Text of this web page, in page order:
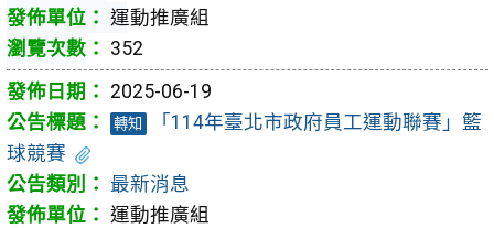
運動推廣組
352
2025-06-19
轉知
「114年臺北市政府員工運動聯賽」籃
球競賽
最新消息
運動推廣組